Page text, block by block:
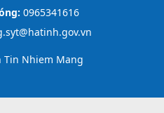
0965341616